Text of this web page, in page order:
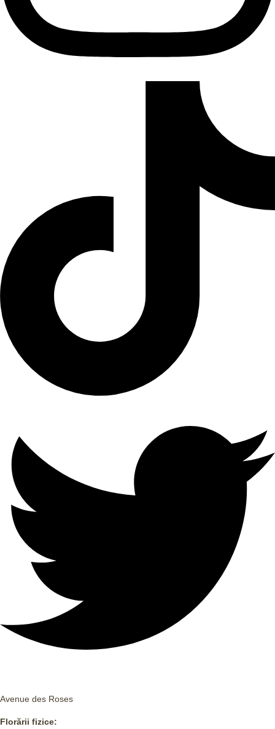
Avenue des Roses
Florării fizice: